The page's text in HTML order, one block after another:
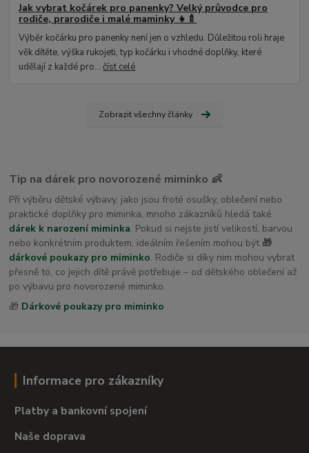
Jak vybrat kočárek pro panenky? Velký průvodce pro
rodiče, prarodiče i malé maminky 👧🍼
Výběr kočárku pro panenky není jen o vzhledu. Důležitou roli hraje
věk dítěte, výška rukojeti, typ kočárku i vhodné doplňky, které
udělají z každé pro...číst celé
Zobrazit všechny články
Tip na dárek pro novorozené miminko 👶
Při výběru dětské výbavy, jako jsou froté osušky, oblečení nebo
praktické doplňky pro miminka, mnoho zákazníků hledá také
dárek k narození miminka. Pokud si nejste jistí velikostí, barvou
nebo konkrétním produktem, ideálním řešením mohou být 🎁
dárkové poukazy pro miminko. Rodiče si díky nim mohou vybrat
přesně to, co jejich dítě právě potřebuje – od dětského oblečení až
po výbavu pro novorozené miminko.
🎁 Dárkové poukazy pro miminko
Informace pro zákazníky
Platby a bankovní spojení
Naše doprava